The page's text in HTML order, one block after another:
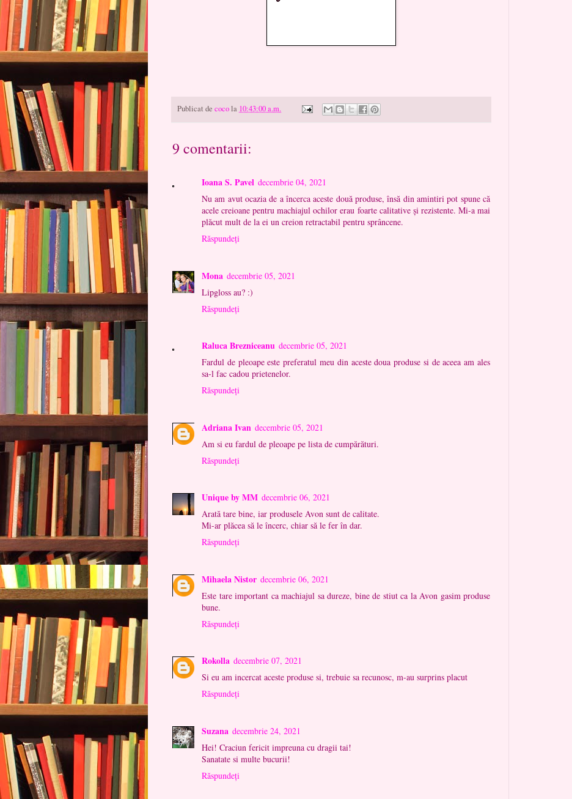
Publicat de cocola 10:43:00 a.m.
9 comentarii:
Ioana S. Pavel decembrie 04, 2021
Nu am avut ocazia de a încerca aceste două produse, însă din amintiri pot spune că
acele creioane pentru machiajul ochilor erau foarte calitative și rezistente. Mi-a mai
plăcut mult de la ei un creion retractabil pentru sprâncene.
Răspundeți
Mona decembrie 05, 2021
Lipgloss au? :)
Răspundeți
Raluca Brezniceanu decembrie 05, 2021
Fardul de pleoape este preferatul meu din aceste doua produse si de aceea am ales
sa-l fac cadou prietenelor.
Răspundeți
Adriana Ivan decembrie 05, 2021
Am si eu fardul de pleoape pe lista de cumpărături.
Răspundeți
Unique by MM decembrie 06, 2021
Arată tare bine, iar produsele Avon sunt de calitate.
Mi-ar plăcea să le încerc, chiar să le fer în dar.
Răspundeți
Mihaela Nistor decembrie 06, 2021
Este tare important ca machiajul sa dureze, bine de stiut ca la Avon gasim produse
bune.
Răspundeți
Rokolla decembrie 07, 2021
Si eu am incercat aceste produse si, trebuie sa recunosc, m-au surprins placut
Răspundeți
Suzana decembrie 24, 2021
Hei! Craciun fericit impreuna cu dragii tai!
Sanatate si multe bucurii!
Răspundeți